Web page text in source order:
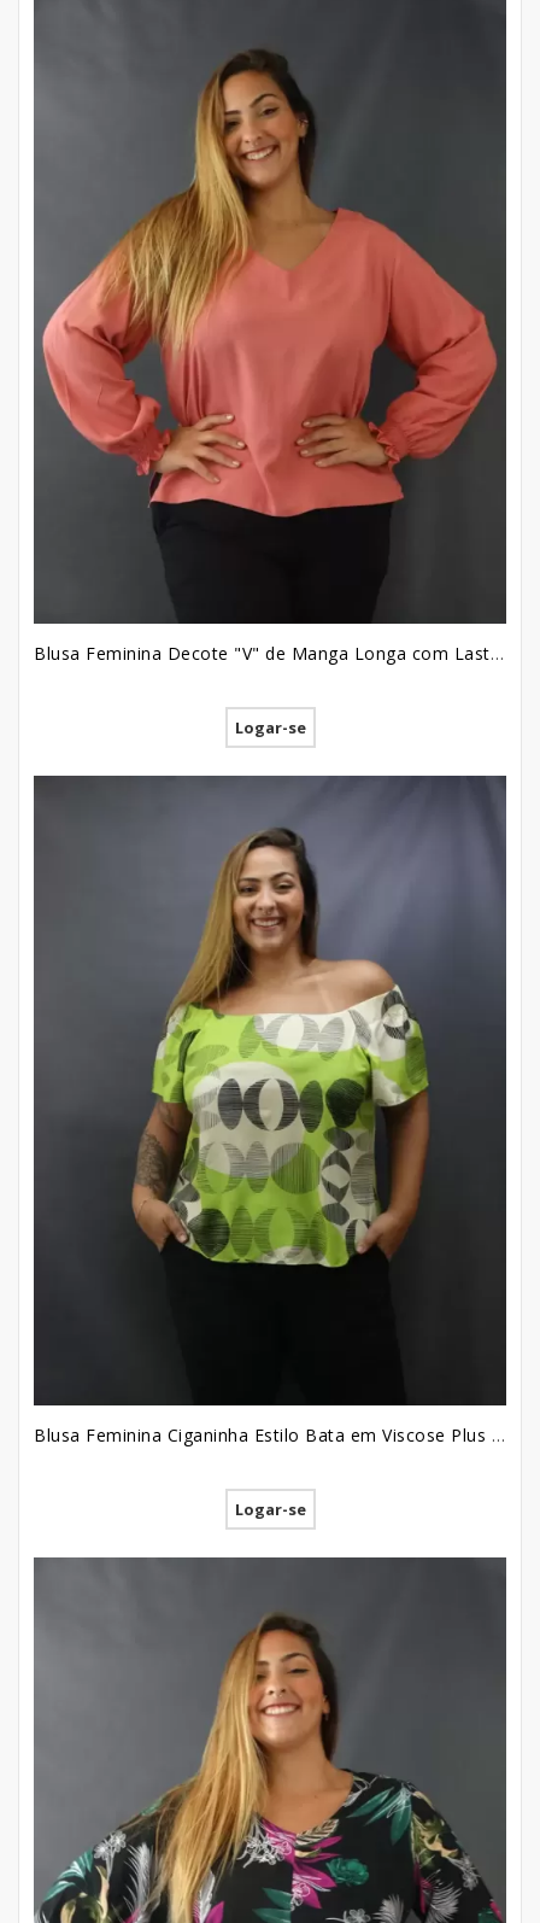
Blusa Feminina Decote "V" de Manga Longa com Lastex no Punho em Viscolinho Plus Size Rose F [2207021]
Logar-se
Blusa Feminina Ciganinha Estilo Bata em Viscose Plus Size Verde Circulos Riscos [2207014]
Logar-se